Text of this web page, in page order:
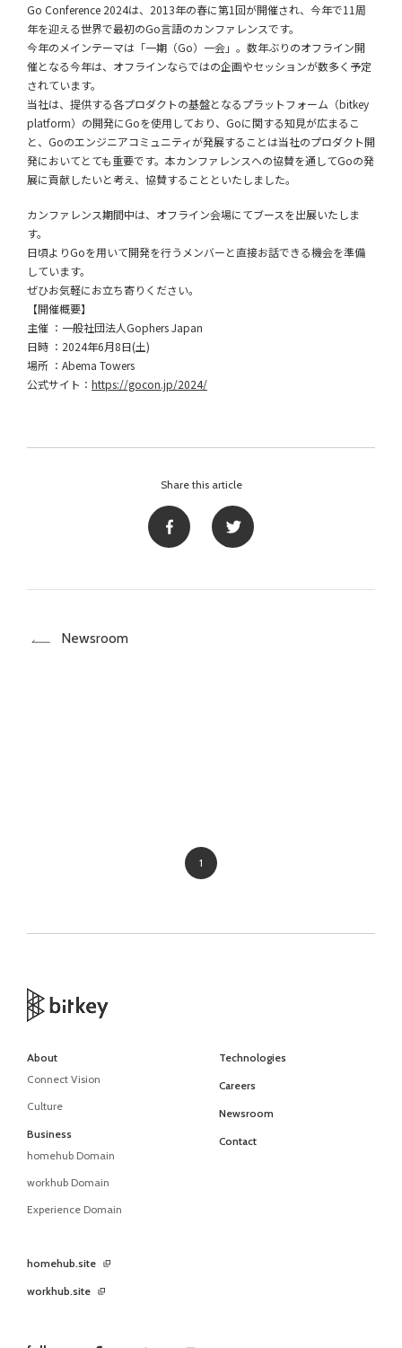
Go Conference 2024は、2013年の春に第1回が開催され、今年で11周
年を迎える世界で最初のGo言語のカンファレンスです。
今年のメインテーマは「一期（Go）一会⁠」⁠。数年ぶりのオフライン開
催となる今年は、オフラインならではの企画やセッションが数多く予定
されています。
当社は、提供する各プロダクトの基盤となるプラットフォーム（bitkey
platform）の開発にGoを使用しており、Goに関する知見が広まるこ
と、Goのエンジニアコミュニティが発展することは当社のプロダクト開
発においてとても重要です。本カンファレンスへの協賛を通してGoの発
展に貢献したいと考え、協賛することといたしました。
カンファレンス期間中は、オフライン会場にてブースを出展いたしま
す。
日頃よりGoを用いて開発を行うメンバーと直接お話できる機会を準備
しています。
ぜひお気軽にお立ち寄りください。
【開催概要】
主催 ：一般社団法人Gophers Japan
日時 ：2024年6月8日(土)
場所 ：Abema Towers
公式サイト： https://gocon.jp/2024/
Share this article
Newsroom
1
About
Connect Vision
Culture
Business
homehub Domain
workhub Domain
Experience Domain
Technologies
Careers
Newsroom
Contact
homehub.site
workhub.site